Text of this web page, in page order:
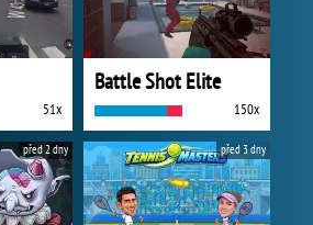
51x
Battle Shot Elite
150x
před 2 dny před 3 dny